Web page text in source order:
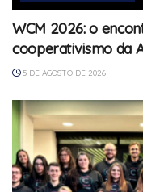
WCM 2026: o
cooperativismo da
5 DE AGOSTO DE 2026